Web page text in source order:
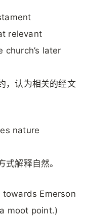
relevant
later
，认为相关的经文
nature
解释自然。
Emerson
moot point.)